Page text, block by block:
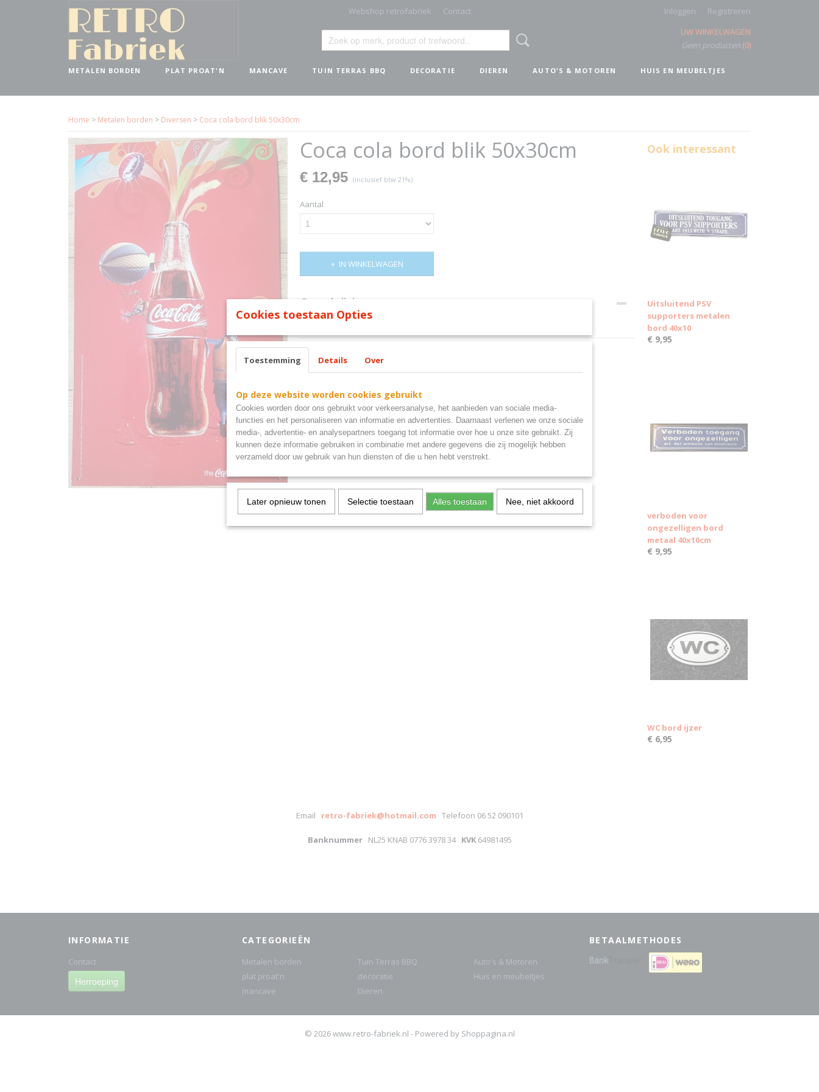
Webshop retrofabriek Contact Inloggen
Registreren
UW WINKELWAGEN
Geen producten (0)
METALEN BORDEN PLAT PROAT'N MANCAVE TUIN TERRAS BBQ DECORATIE DIEREN AUTO'S & MOTOREN HUIS EN MEUBELTJES
Home > Metalen borden > Diversen > Coca cola bord blik 50x30cm
Coca cola bord blik 50x30cm
€ 12,95 (inclusief btw 21%)
Aantal
IN WINKELWAGEN
Omschrijving
coca cola bord
Ook interessant
Uitsluitend PSV
supporters metalen
bord 40x10
€ 9,95
verboden voor
ongezelligen bord
metaal 40x10cm
€ 9,95
WC bord ijzer
€ 6,95
Email retro-fabriek@hotmail.com Telefoon 06 52 090101
Banknummer NL25 KNAB 0776 3978 34 KVK64981495
INFORMATIE
Contact
Herroeping
CATEGORIEËN
Metalen borden
plat proat'n
mancave
Tuin Terras BBQ
decoratie
Dieren
Auto's & Motoren
Huis en meubeltjes
BETAALMETHODES
© 2026 www.retro-fabriek.nl - Powered by Shoppagina.nl
Cookies toestaan Opties
Toestemming Details Over
Op deze website worden cookies gebruikt
Cookies worden door ons gebruikt voor verkeersanalyse, het aanbieden van sociale media-
functies en het personaliseren van informatie en advertenties. Daarnaast verlenen we onze sociale
media-, advertentie- en analysepartners toegang tot informatie over hoe u onze site gebruikt. Zij
kunnen deze informatie gebruiken in combinatie met andere gegevens die zij mogelijk hebben
verzameld door uw gebruik van hun diensten of die u hen hebt verstrekt.
Later opnieuw tonen Selectie toestaan Alles toestaan Nee, niet akkoord